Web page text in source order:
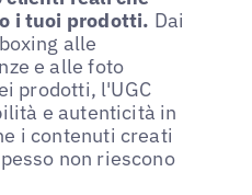
i tuoi prodotti. Dai
alle
e alle foto
prodotti, l'UGC
e autenticità in
i contenuti creati
non riescono